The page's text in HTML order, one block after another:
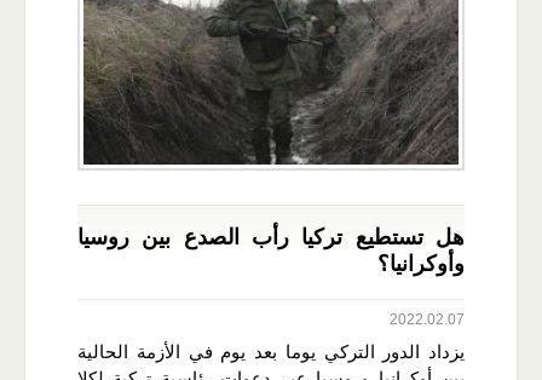
هل تستطيع تركيا رأب الصدع بين روسيا
وأوكرانيا؟
2022.02.07
يزداد الدور التركي يوما بعد يوم في الأزمة الحالية